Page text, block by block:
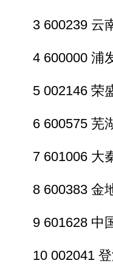
3 600239 云南
4 600000 浦发
5 002146 荣盛
6 600575 芜湖
7 601006 大秦
8 600383 金地
9 601628 中国
10 002041 登